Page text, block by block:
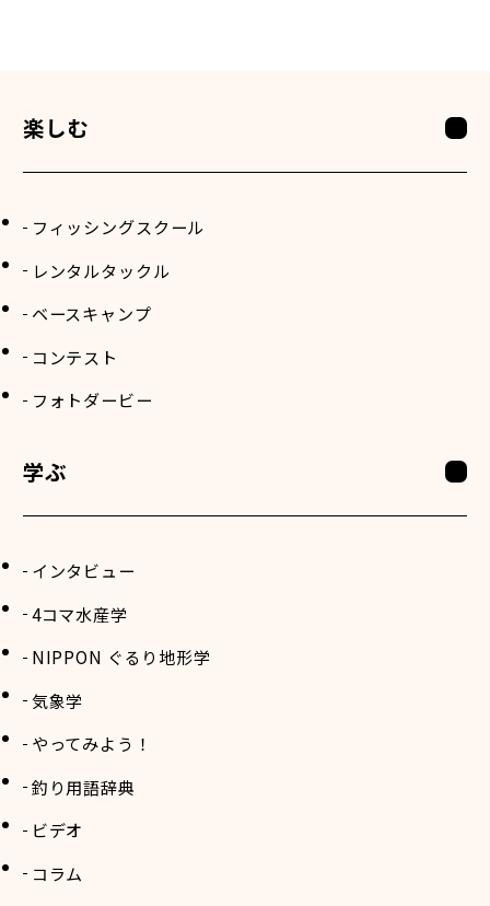
楽しむ
フィッシングスクール
レンタルタックル
ベースキャンプ
コンテスト
フォトダービー
学ぶ
インタビュー
4コマ水産学
NIPPON ぐるり地形学
気象学
やってみよう！
釣り用語辞典
ビデオ
コラム